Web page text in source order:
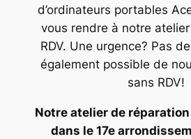
d’ordinateurs portables
vous rendre à notre
RDV. Une urgence? Pas
également possible de
sans RDV!
Notre atelier de
dans le 17e